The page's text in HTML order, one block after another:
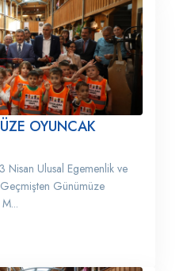
OYUNCAK
Nisan Ulusal Egemenlik ve
Günümüze